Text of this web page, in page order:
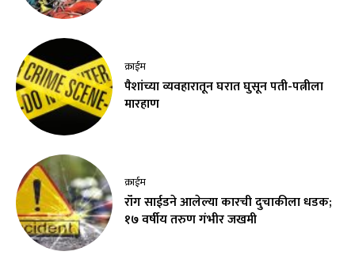
क्राईम
पैशांच्या व्यवहारातून घरात घुसून पती-पत्नीला
मारहाण
क्राईम
रॉंग साईडने आलेल्या कारची दुचाकीला धडक;
१७ वर्षीय तरुण गंभीर जखमी